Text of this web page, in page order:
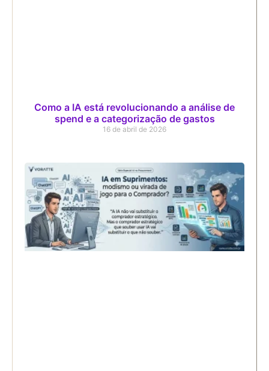
Como a IA está revolucionando a análise de
spend e a categorização de gastos
16 de abril de 2026